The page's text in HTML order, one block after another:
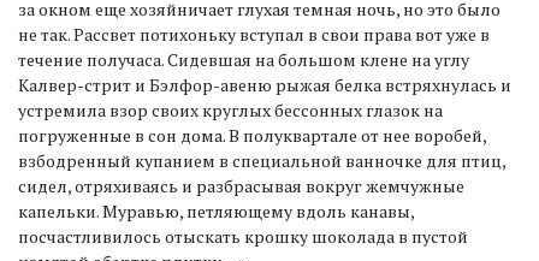
за окном еще хозяйничает глухая темная ночь, но это было
не так. Рассвет потихоньку вступал в свои права вот уже в
течение получаса. Сидевшая на большом клене на углу
Калвер-стрит и Бэлфор-авеню рыжая белка встряхнулась и
устремила взор своих круглых бессонных глазок на
погруженные в сон дома. В полуквартале от нее воробей,
взбодренный купанием в специальной ванночке для птиц,
сидел, отряхиваясь и разбрасывая вокруг жемчужные
капельки. Муравью, петляющему вдоль канавы,
посчастливилось отыскать крошку шоколада в пустой